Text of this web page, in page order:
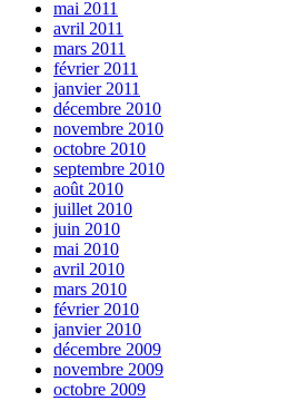
mai 2011
avril 2011
mars 2011
février 2011
janvier 2011
décembre 2010
novembre 2010
octobre 2010
septembre 2010
août 2010
juillet 2010
juin 2010
mai 2010
avril 2010
mars 2010
février 2010
janvier 2010
décembre 2009
novembre 2009
octobre 2009